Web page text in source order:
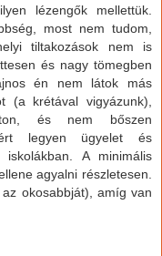
lézengők mellettük.
most nem tudom,
tiltakozások nem is
és nagy tömegben
én nem látok más
(a krétával vigyázunk),
és nem bőszen
legyen ügyelet és
iskolákban. A minimális
agyalni részletesen.
okosabbját), amíg van